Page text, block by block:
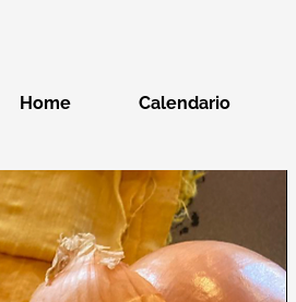
Home Calendario